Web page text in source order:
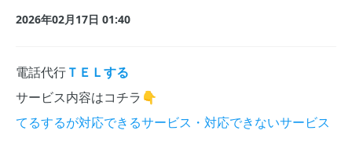
2026年02月17日 01:40
電話代行ＴＥＬする
サービス内容はコチラ👇
てるするが対応できるサービス・対応できないサービス